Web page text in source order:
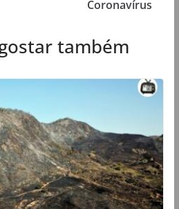
Coronavírus
também